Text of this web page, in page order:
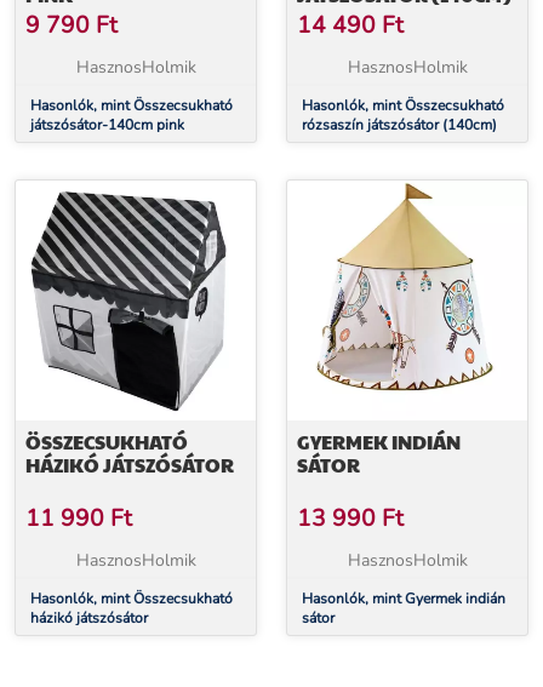
9 790 Ft
HasznosHolmik
Hasonlók, mint Összecsukható
játszósátor-140cm pink
14 490 Ft
HasznosHolmik
Hasonlók, mint Összecsukható
rózsaszín játszósátor (140cm)
ÖSSZECSUKHATÓ
HÁZIKÓ JÁTSZÓSÁTOR
11 990 Ft
HasznosHolmik
Hasonlók, mint Összecsukható
házikó játszósátor
GYERMEK INDIÁN
SÁTOR
13 990 Ft
HasznosHolmik
Hasonlók, mint Gyermek indián
sátor